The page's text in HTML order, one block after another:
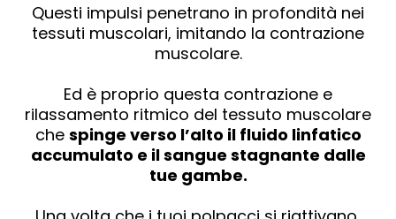
Questi impulsi penetrano in profondità nei
tessuti muscolari, imitando la contrazione
muscolare.
Ed è proprio questa contrazione e
rilassamento ritmico del tessuto muscolare
che spinge verso l’alto il fluido linfatico
accumulato e il sangue stagnante dalle
tue gambe.